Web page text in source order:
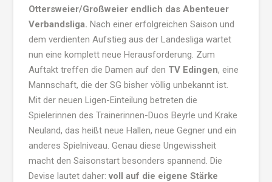
Ottersweier/Großweier endlich das Abenteuer
Verbandsliga.Nach einer erfolgreichen Saison und
dem verdienten Aufstieg aus der Landesliga wartet
nun eine komplett neue Herausforderung. Zum
Auftakt treffen die Damen auf den TV Edingen, eine
Mannschaft, die der SG bisher völlig unbekannt ist.
Mit der neuen Ligen-Einteilung betreten die
Spielerinnen des Trainerinnen-Duos Beyrle und Krake
Neuland, das heißt neue Hallen, neue Gegner und ein
anderes Spielniveau. Genau diese Ungewissheit
macht den Saisonstart besonders spannend. Die
Devise lautet daher:voll auf die eigene Stärke